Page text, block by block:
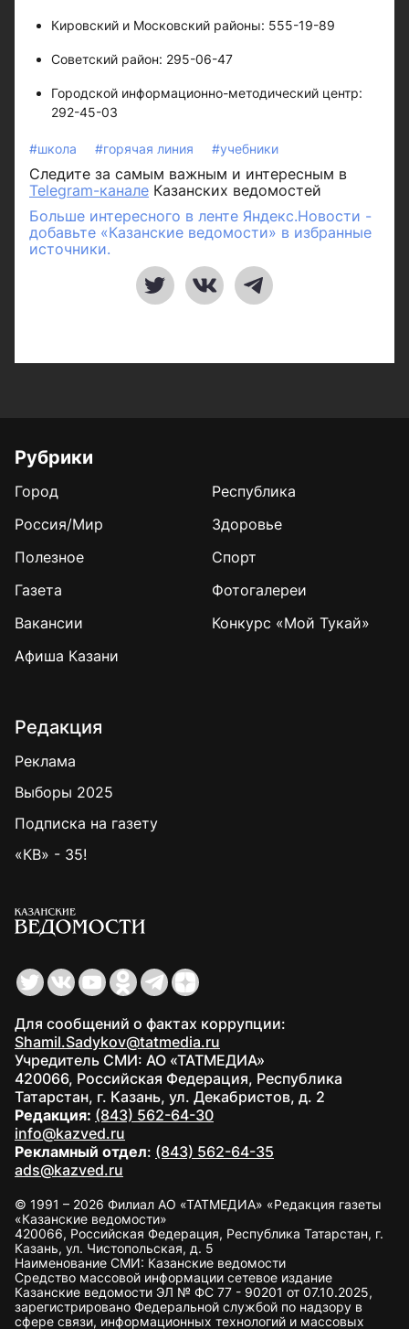
Кировский и Московский районы: 555-19-89
Советский район: 295-06-47
Городской информационно-методический центр:
292-45-03
#школа #горячая линия #учебники
Следите за самым важным и интересным в
Telegram-канале Казанских ведомостей
Больше интересного в ленте Яндекс.Новости -
добавьте «Казанские ведомости» в избранные
источники.
Рубрики
Город
Республика
Россия/Мир
Здоровье
Полезное
Спорт
Газета
Фотогалереи
Вакансии
Конкурс «Мой Тукай»
Афиша Казани
Редакция
Реклама
Выборы 2025
Подписка на газету
«КВ» - 35!
Для сообщений о фактах коррупции:
Shamil.Sadykov@tatmedia.ru
Учредитель СМИ: АО «ТАТМЕДИА»
420066, Российская Федерация, Республика
Татарстан, г. Казань, ул. Декабристов, д. 2
Редакция: (843) 562-64-30
info@kazved.ru
Рекламный отдел: (843) 562-64-35
ads@kazved.ru
© 1991 – 2026 Филиал АО «ТАТМЕДИА» «Редакция газеты
«Казанские ведомости»
420066, Российская Федерация, Республика Татарстан, г.
Казань, ул. Чистопольская, д. 5
Наименование СМИ: Казанские ведомости
Средство массовой информации сетевое издание
Казанские ведомости ЭЛ № ФС 77 - 90201 от 07.10.2025,
зарегистрировано Федеральной службой по надзору в
сфере связи, информационных технологий и массовых